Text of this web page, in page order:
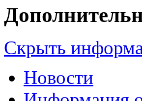
Скрыть
Новости